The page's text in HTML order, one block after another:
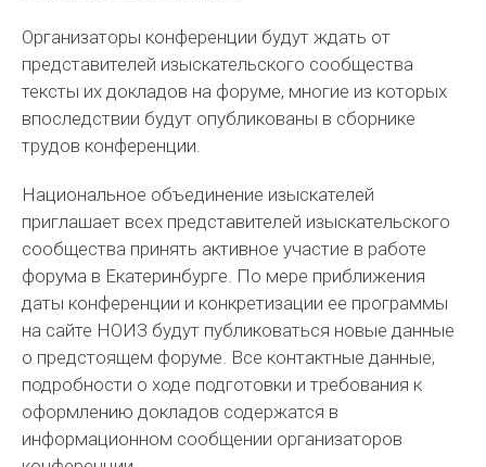
Организаторы конференции будут ждать от
представителей изыскательского сообщества
тексты их докладов на форуме, многие из которых
впоследствии будут опубликованы в сборнике
трудов конференции.
Национальное объединение изыскателей
приглашает всех представителей изыскательского
сообщества принять активное участие в работе
форума в Екатеринбурге. По мере приближения
даты конференции и конкретизации ее программы
на сайте НОИЗ будут публиковаться новые данные
о предстоящем форуме. Все контактные данные,
подробности о ходе подготовки и требования к
оформлению докладов содержатся в
информационном сообщении организаторов